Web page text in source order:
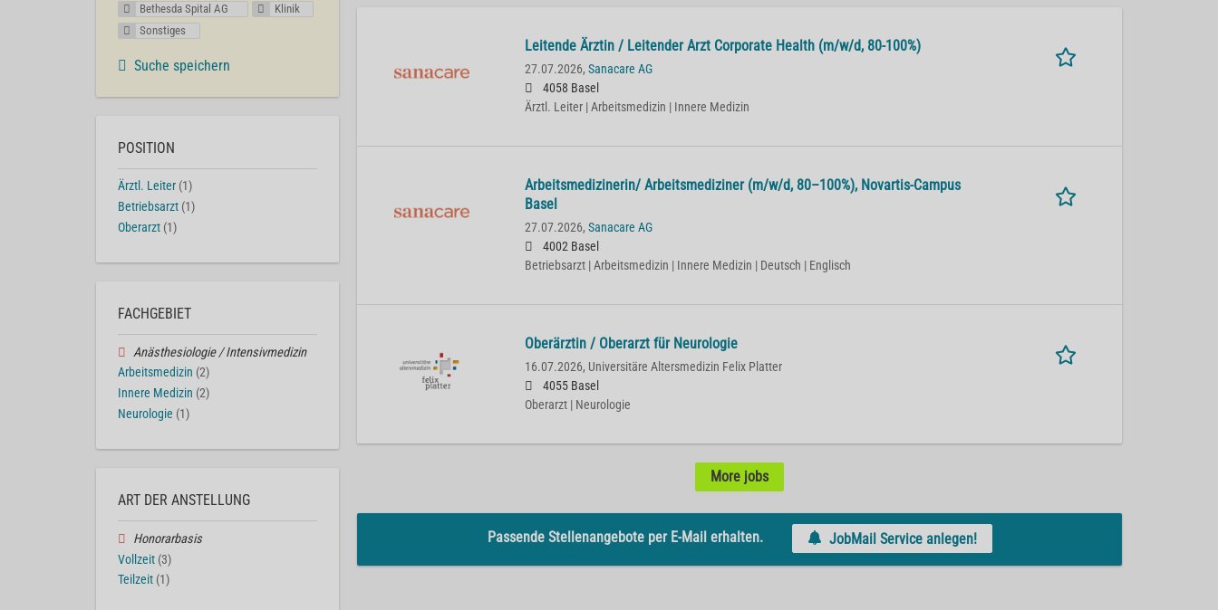
Lei­ten­de Ärz­tin / Lei­ten­der Arzt Cor­po­ra­te He­alth (m/w/d, 80-100%)
27.07.2026, Sanacare AG
4058 Basel
Ärztl. Leiter | Arbeitsmedizin | Innere Medizin
Ar­beits­me­di­zi­ne­rin/ Ar­beits­me­di­zi­ner (m/w/d, 80–100%), No­var­tis-Cam­pus
Basel
27.07.2026, Sanacare AG
4002 Basel
Betriebsarzt | Arbeitsmedizin | Innere Medizin | Deutsch | Englisch
Oberärztin / Oberarzt für Neurologie
16.07.2026, Universitäre Altersmedizin Felix Platter
4055 Basel
Oberarzt | Neurologie
More jobs
Passende Stellenangebote per E-Mail erhalten. JobMail Service anlegen!
Bethesda Spital AG
Klinik
Sonstiges
Suche speichern
POSITION
Ärztl. Leiter (1)
Betriebsarzt (1)
Oberarzt (1)
FACHGEBIET
Anästhesiologie / Intensivmedizin
Arbeitsmedizin (2)
Innere Medizin (2)
Neurologie (1)
ART DER ANSTELLUNG
Honorarbasis
Vollzeit (3)
Teilzeit (1)